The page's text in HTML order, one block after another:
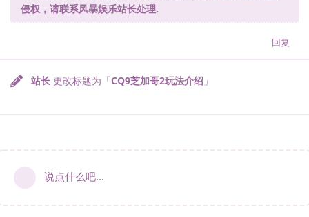
侵权，请联系风暴娱乐站长处理.
回复
站长 更改标题为「CQ9芝加哥2玩法介绍 」
说点什么吧...